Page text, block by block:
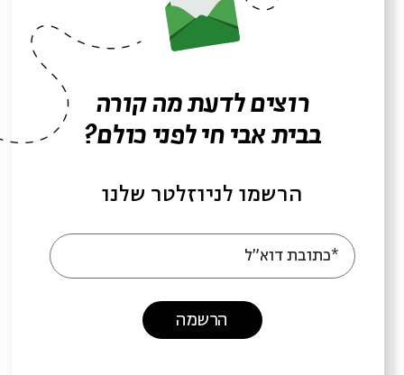
עם: יאיר פורסטנברג
רוצים לדעת מה קורה
בבית אבי חי לפני כולם?
הרשמו לניוזלטר שלנו
*כתובת דוא"ל
הרשמה